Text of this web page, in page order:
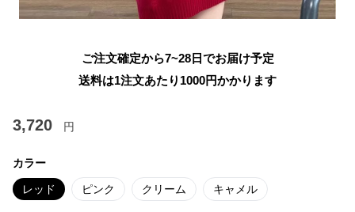
ご注文確定から7~28日でお届け予定
送料は1注文あたり 1000円かかります
3,720 円
カラー
レッド ピンク クリーム キャメル